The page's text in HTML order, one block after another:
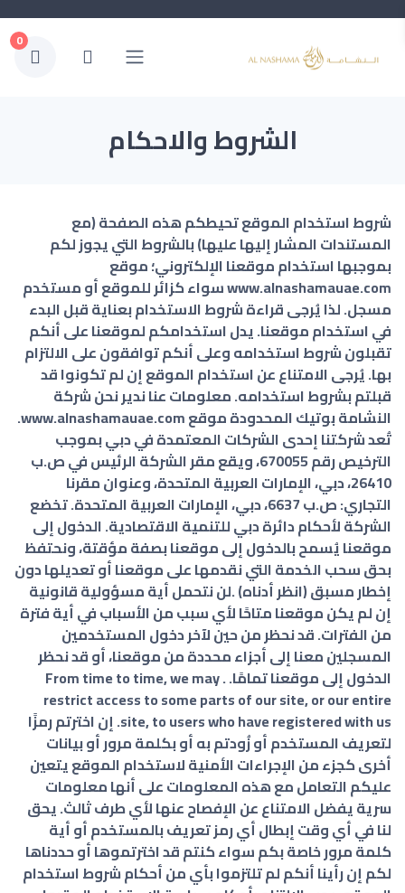
0
الشروط والاحكام
شروط استخدام الموقع تحيطكم هذه الصفحة (مع
المستندات المشار إليها عليها) بالشروط التي يجوز لكم
بموجبها استخدام موقعنا الإلكتروني؛ موقع
www.alnashamauae.com سواء كزائر للموقع أو مستخدم
مسجل. لذا يُرجى قراءة شروط الاستخدام بعناية قبل البدء
في استخدام موقعنا. يدل استخدامكم لموقعنا على أنكم
تقبلون شروط استخدامه وعلى أنكم توافقون على الالتزام
بها. يُرجى الامتناع عن استخدام الموقع إن لم تكونوا قد
قبلتم بشروط استخدامه. معلومات عنا ندير نحن شركة
النشامة بوتيك المحدودة موقع www.alnashamauae.com.
تُعد شركتنا إحدى الشركات المعتمدة في دبي بموجب
الترخيص رقم 670055، ويقع مقر الشركة الرئيس في ص.ب
26410، دبي، الإمارات العربية المتحدة، وعنوان مقرنا
التجاري: ص.ب 6637، دبي، الإمارات العربية المتحدة. تخضع
الشركة لأحكام دائرة دبي للتنمية الاقتصادية. الدخول إلى
موقعنا يُسمح بالدخول إلى موقعنا بصفة مؤقتة، ونحتفظ
بحق سحب الخدمة التي نقدمها على موقعنا أو تعديلها دون
إخطار مسبق (انظر أدناه) .لن نتحمل أية مسؤولية قانونية
إن لم يكن موقعنا متاحًا لأي سبب من الأسباب في أية فترة
من الفترات. قد نحظر من حين لآخر دخول المستخدمين
المسجلين معنا إلى أجزاء محددة من موقعنا، أو قد نحظر
الدخول إلى موقعنا تمامًا. . From time to time, we may
restrict access to some parts of our site, or our entire
site, to users who have registered with us. إن اخترتم رمزًا
لتعريف المستخدم أو زُودتم به أو بكلمة مرور أو بيانات
أخرى كجزء من الإجراءات الأمنية لاستخدام الموقع يتعين
عليكم التعامل مع هذه المعلومات على أنها معلومات
سرية يفضل الامتناع عن الإفصاح عنها لأي طرف ثالث. يحق
لنا في أي وقت إبطال أي رمز تعريف بالمستخدم أو أية
كلمة مرور خاصة بكم سواء كنتم قد اخترتموها أو حددناها
لكم إن رأينا أنكم لم تلتزموا بأي من أحكام شروط استخدام